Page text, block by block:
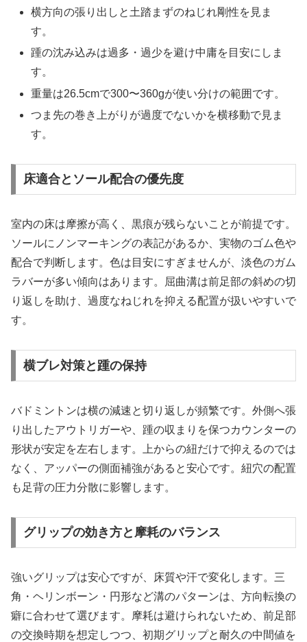
横方向の張り出しと土踏まずのねじれ剛性を見ま
す。
踵の沈み込みは過多・過少を避け中庸を目安にしま
す。
重量は26.5cmで300〜360gが使い分けの範囲です。
つま先の巻き上がりが過度でないかを横移動で見ま
す。
床適合とソール配合の優先度
室内の床は摩擦が高く、黒痕が残らないことが前提です。
ソールにノンマーキングの表記があるか、実物のゴム色や
配合で判断します。色は目安にすぎませんが、淡色のガム
ラバーが多い傾向はあります。屈曲溝は前足部の斜めの切
り返しを助け、過度なねじれを抑える配置が扱いやすいで
す。
横ブレ対策と踵の保持
バドミントンは横の減速と切り返しが頻繁です。外側へ張
り出したアウトリガーや、踵の収まりを保つカウンターの
形状が安定を左右します。上からの紐だけで抑えるのでは
なく、アッパーの側面補強があると安心です。紐穴の配置
も足背の圧力分散に影響します。
グリップの効き方と摩耗のバランス
強いグリップは安心ですが、床質や汗で変化します。三
角・ヘリンボーン・円形など溝のパターンは、方向転換の
癖に合わせて選びます。摩耗は避けられないため、前足部
の交換時期を想定しつつ、初期グリップと耐久の中間値を